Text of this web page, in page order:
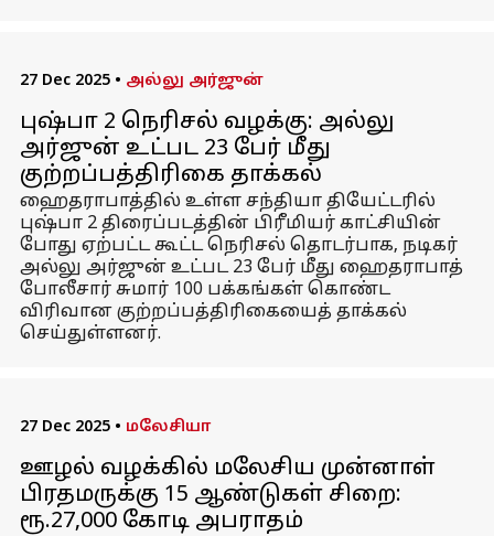
27 Dec 2025 • அல்லு அர்ஜுன்
புஷ்பா 2 நெரிசல் வழக்கு: அல்லு
அர்ஜுன் உட்பட 23 பேர் மீது
குற்றப்பத்திரிகை தாக்கல்
ஹைதராபாத்தில் உள்ள சந்தியா தியேட்டரில்
புஷ்பா 2 திரைப்படத்தின் பிரீமியர் காட்சியின்
போது ஏற்பட்ட கூட்ட நெரிசல் தொடர்பாக, நடிகர்
அல்லு அர்ஜுன் உட்பட 23 பேர் மீது ஹைதராபாத்
போலீசார் சுமார் 100 பக்கங்கள் கொண்ட
விரிவான குற்றப்பத்திரிகையைத் தாக்கல்
செய்துள்ளனர்.
27 Dec 2025 • மலேசியா
ஊழல் வழக்கில் மலேசிய முன்னாள்
பிரதமருக்கு 15 ஆண்டுகள் சிறை:
ரூ.27,000 கோடி அபராதம்